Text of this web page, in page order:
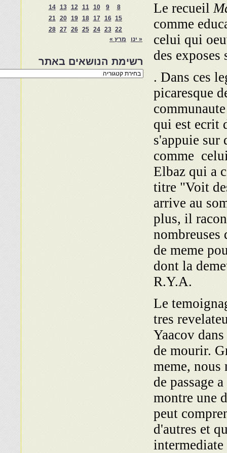
Le recueil
comme
celui qui
des
. Dans ces
picaresque
qui est ecrit
s'appuie sur
comme
Elbaz qui a
titre "Voit
arrive au
plus, il
de meme
dont la
R.Y.A.
Le
tres
Yaacov
de mourir.
meme,
de passage
montre une
peut
d'autres et
intermediate
8
9
10
11
12
13
14
15
16
17
18
19
20
21
22
23
24
25
26
27
28
« ינו
מרץ »
רשימת הנושאים באתר
רשימת
הנושאים